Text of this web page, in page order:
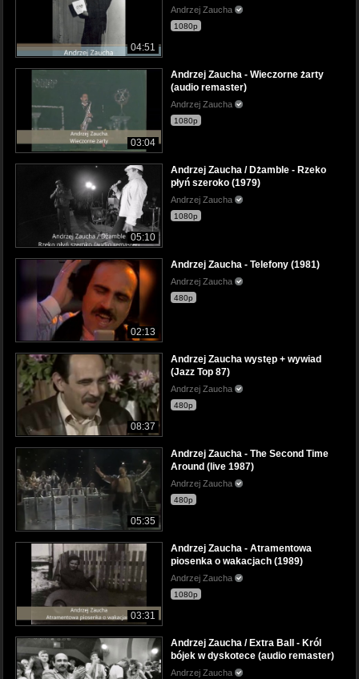
04:51
Andrzej Zaucha
1080p
03:04
Andrzej Zaucha - Wieczorne żarty
(audio remaster)
Andrzej Zaucha
1080p
05:10
Andrzej Zaucha / Dżamble - Rzeko
płyń szeroko (1979)
Andrzej Zaucha
1080p
02:13
Andrzej Zaucha - Telefony (1981)
Andrzej Zaucha
480p
08:37
Andrzej Zaucha występ + wywiad
(Jazz Top 87)
Andrzej Zaucha
480p
05:35
Andrzej Zaucha - The Second Time
Around (live 1987)
Andrzej Zaucha
480p
03:31
Andrzej Zaucha - Atramentowa
piosenka o wakacjach (1989)
Andrzej Zaucha
1080p
Andrzej Zaucha / Extra Ball - Król
bójek w dyskotece (audio remaster)
Andrzej Zaucha